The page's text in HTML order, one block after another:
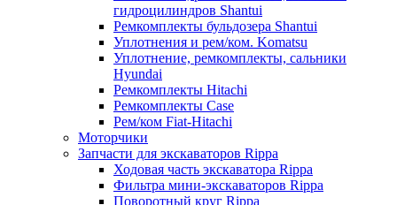
гидроцилиндров Shantui
Ремкомплекты бульдозера Shantui
Уплотнения и рем/ком. Komatsu
Уплотнение, ремкомплекты, сальники
Hyundai
Ремкомплекты Hitachi
Ремкомплекты Case
Рем/ком Fiat-Hitachi
Моторчики
Запчасти для экскаваторов Rippa
Ходовая часть экскаватора Rippa
Фильтра мини-экскаваторов Rippa
Поворотный круг Rippa